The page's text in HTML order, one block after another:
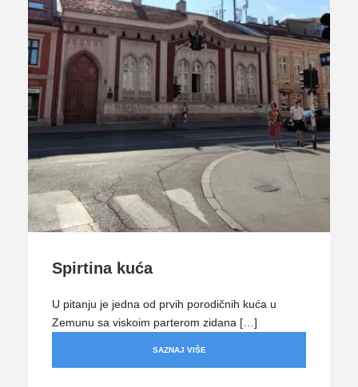
Spirtina kuća
U pitanju je jedna od prvih porodičnih kuća u
Zemunu sa viskoim parterom zidana […]
SAZNAJ VIŠE